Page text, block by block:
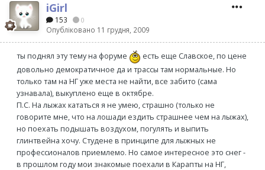
iGirl
153 0
Опубліковано 11 грудня, 2009
ты поднял эту тему на форуме
есть еще Славское, по цене
довольно демократичное да и трассы там нормальные. Но
только там на НГ уже места не найти, все забито (сама
узнавала), выкуплено еще в октябре.
П.С. На лыжах кататься я не умею, страшно (только не
говорите мне, что на лошади ездить страшнее чем на лыжах),
но поехать подышать воздухом, погулять и выпить
глинтвейна хочу. Студене в принципе для лыжных не
профессионалов приемлемо. Но самое интересное это снег -
в прошлом году мои знакомые поехали в Карапты на НГ,